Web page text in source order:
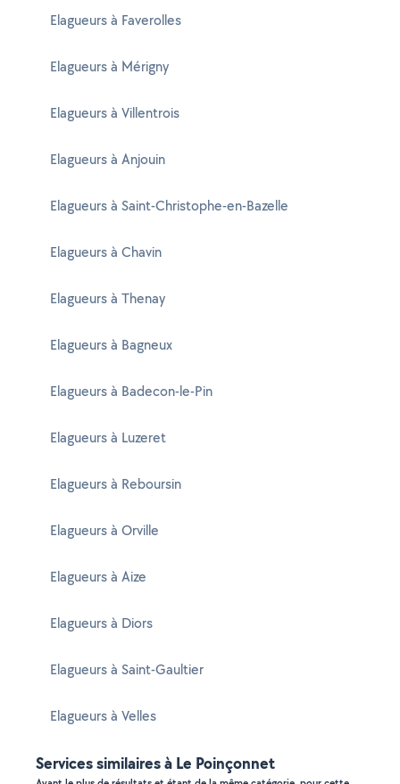
Elagueurs à Faverolles
Elagueurs à Mérigny
Elagueurs à Villentrois
Elagueurs à Anjouin
Elagueurs à Saint-Christophe-en-Bazelle
Elagueurs à Chavin
Elagueurs à Thenay
Elagueurs à Bagneux
Elagueurs à Badecon-le-Pin
Elagueurs à Luzeret
Elagueurs à Reboursin
Elagueurs à Orville
Elagueurs à Aize
Elagueurs à Diors
Elagueurs à Saint-Gaultier
Elagueurs à Velles
Services similaires à Le Poinçonnet